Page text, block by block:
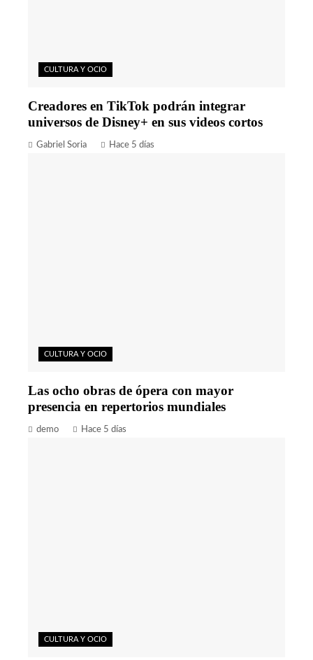
CULTURA Y OCIO
Creadores en TikTok podrán integrar
universos de Disney+ en sus videos cortos
Gabriel Soria Hace 5 días
CULTURA Y OCIO
Las ocho obras de ópera con mayor
presencia en repertorios mundiales
demo Hace 5 días
CULTURA Y OCIO